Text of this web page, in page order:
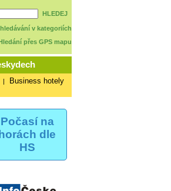
HLEDEJ
v kategoriích
přes GPS mapu
| Business hotely
Počasí na
horách dle
HS